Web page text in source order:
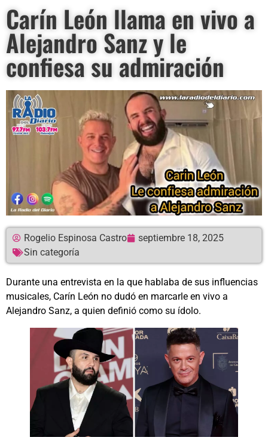
Carín León llama en vivo a
Alejandro Sanz y le
confiesa su admiración
Rogelio Espinosa Castro
septiembre 18, 2025
Sin categoría
Durante una entrevista en la que hablaba de sus influencias
musicales, Carín León no dudó en marcarle en vivo a
Alejandro Sanz, a quien definió como su ídolo.